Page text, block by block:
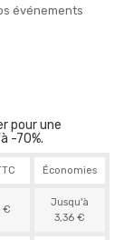
événements
pour une
-70%.
Économies
€
Jusqu'à
3,36 €